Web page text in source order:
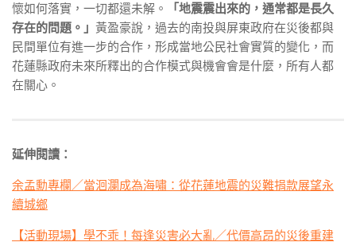
懷如何落實，一切都還未解。
「地震震出來的，通常都是長久
存在的問題。」 黃盈豪說，過去的南投與屏東政府在災後都與
民間單位有進一步的合作，形成當地公民社會實質的變化，而
花蓮縣政府未來所釋出的合作模式與機會會是什麼，所有人都
在關心。
延伸閱讀：
余孟勳專欄／當洄瀾成為海嘯：從花蓮地震的災難捐款展望永
續城鄉
【活動現場】學不乖！每逢災害必大亂／代價高昂的災後重建